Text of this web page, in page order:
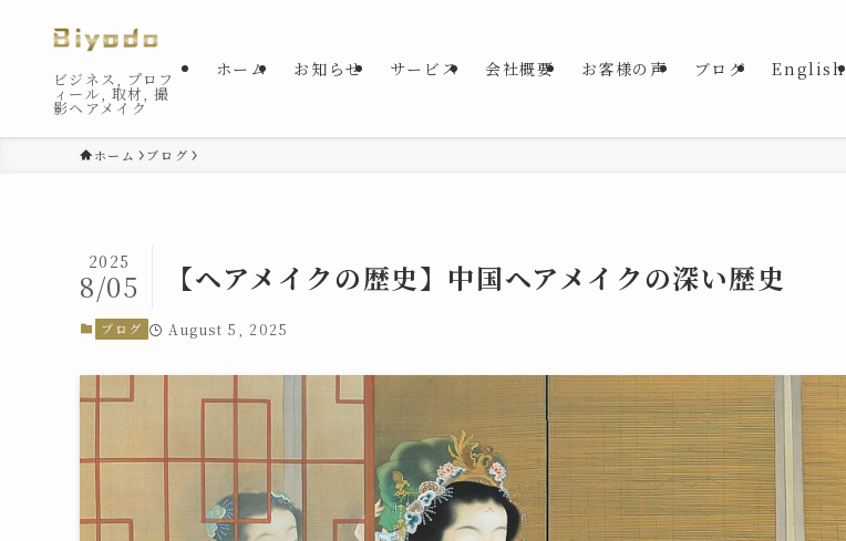
ビジネス, プロフ
ィール, 取材, 撮
影ヘアメイク
ホーム お知らせ サービス 会社概要 お客様の声 ブログ English
ホーム ブログ
【ヘアメイクの歴史】中国ヘアメイクの深い歴史
2025
8/05
ブログ August 5, 2025